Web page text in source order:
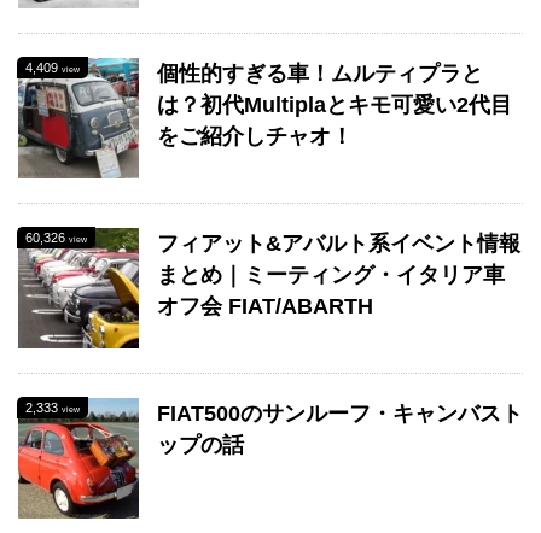
4,409 view
個性的すぎる車！ムルティプラと
は？初代Multiplaとキモ可愛い2代目
をご紹介しチャオ！
60,326 view
フィアット&アバルト系イベント情報
まとめ｜ミーティング・イタリア車
オフ会 FIAT/ABARTH
2,333 view
FIAT500のサンルーフ・キャンバスト
ップの話